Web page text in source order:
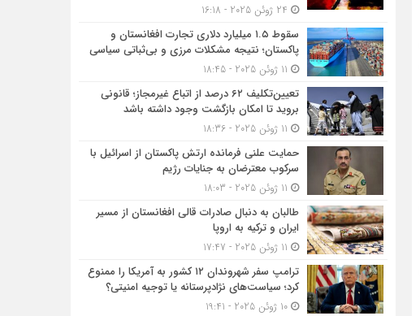
سقوط ۱.۵ میلیارد دلاری تجارت افغانستان و
پاکستان؛ نتیجه مشکلات مرزی و بی‌ثباتی سیاسی
تعیین‌تکلیف ۶۲ درصد از اتباع غیرمجاز؛ قانونی
بروید تا امکان بازگشت وجود داشته باشد
حمایت علنی فرمانده ارتش پاکستان از اسرائیل با
سرکوب معترضان به جنایات رژیم
طالبان به دنبال صادرات قالی افغانستان از مسیر
ایران و ترکیه به اروپا
ترامپ سفر شهروندان ۱۲ کشور به آمریکا را ممنوع
کرد؛ سیاست‌های نژادپرستانه یا توجیه امنیتی؟
10 ژوئن 2025 - 19:41